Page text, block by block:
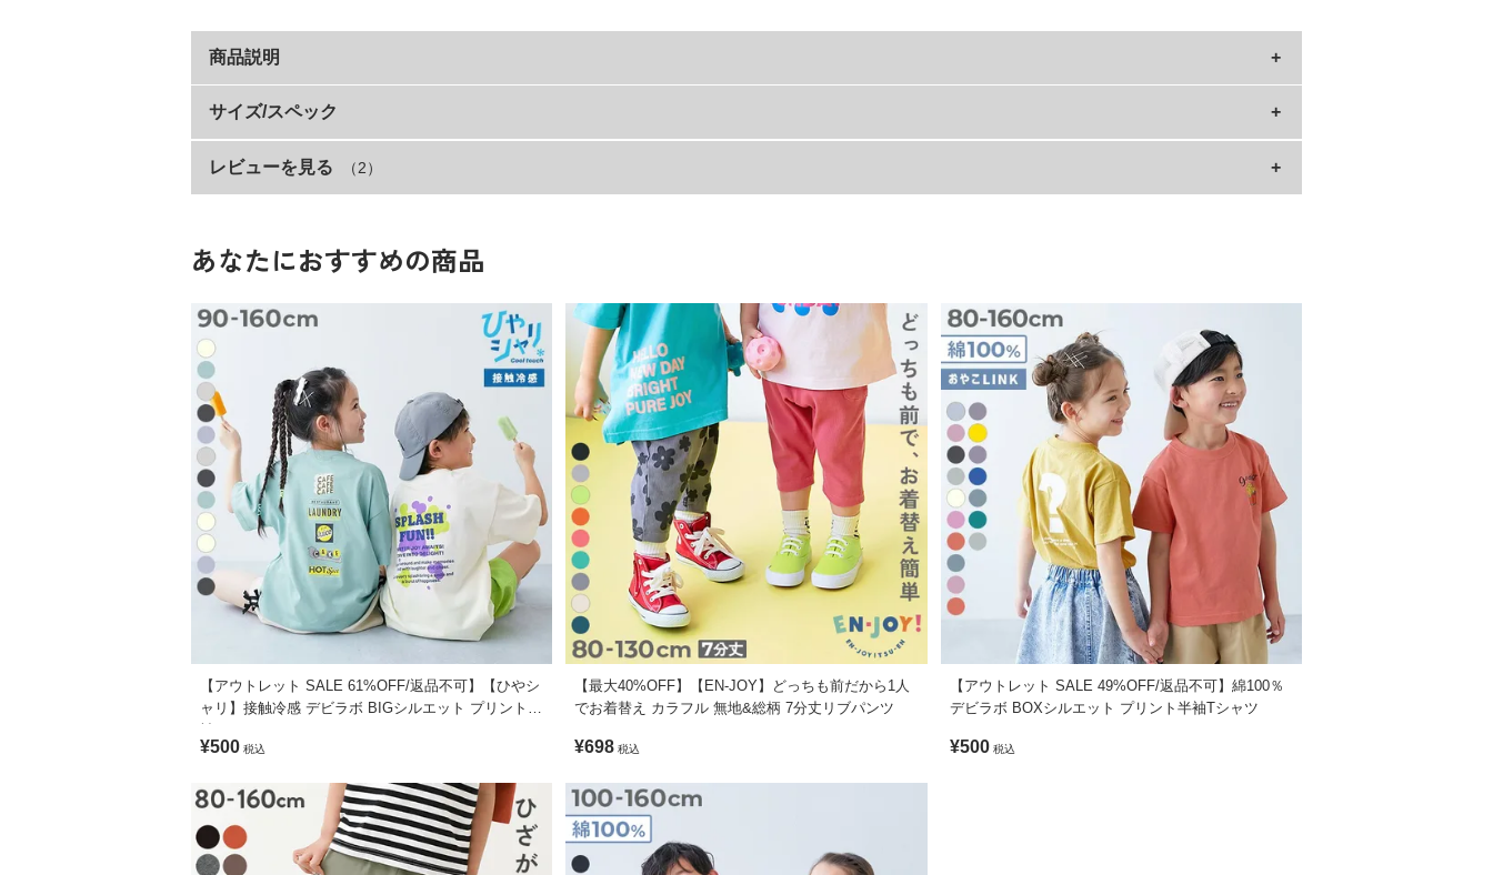
商品説明
袖のラインがポイントの1枚。
もちろんダンスシーンだけでなく、通園・通学時に着用するのもおすすめのアイテムです。
テレビでよく見る憧れのアイドル、最近ダンスを習い始めた友達。
なんだかダンスって楽しそう…
だけど、すぐに始められるのかな？
何を着ればいいんだろう？
新しいことを始めるのって、いつだって不安がいっぱい。
きっとそれは、チャレンジする子ども自身も、応援するママ・パパも一緒。
そんな親子のチャレンジを応援できるようなアイテムが、今シーズン、devirockから登場しました。
ふんわりとした肌ざわりが魅力。
■スタイリング
スウェットパンツやカーゴパンツを合わせて、とことんゆるっとストリート風のコーディネートに仕上げるのがおすすめ。
サイズ/スペック
サイズ
130cm
140cm
51
34.5
61 53
36.7
160cm
55.5 39
»サイズガイド
素材・仕様
本体：ポリエステル65% 綿35% / リブ：ポリエステル65% 綿30% ポリウレタン5%
生産国
CHINA
洗濯機洗い可(デリケート洗い) / 漂白剤使用不可 / 乾燥機使用不可 / 日陰つり干し/ 洗濯ネット使用 / プリント部分アイロン禁止
・摩擦や水、汗などで色が移ることがあります。ご注意ください。
・平置きにて採寸しているため、サイズや形に多少の誤差が生じる場合があります。あらかじめご了承ください。
・生産時期により、多少色味が異なる場合がございますが、素材・サイズ等の品質に違いはございません。
レビューを見る （2）
あなたにおすすめの商品
【アウトレット SALE 61%OFF/返品不可】【ひやシ
ャリ】接触冷感 デビラボ BIGシルエット プリント半
¥500 税込
【最大40%OFF】【EN-JOY】どっちも前だから1人
でお着替え カラフル 無地&総柄 7分丈リブパンツ
¥698 税込
【アウトレット SALE 49%OFF/返品不可】綿100％
デビラボ BOXシルエット プリント半袖Tシャツ
¥500 税込